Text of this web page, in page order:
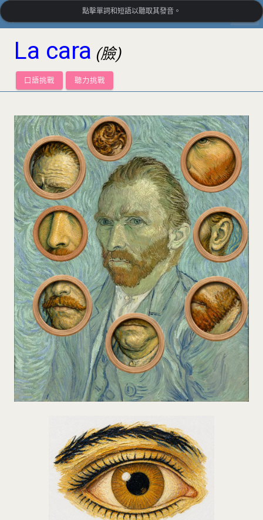
LanguageGuide.org•墨西哥西班牙語視覺詞彙
La cara (臉)
口語挑戰 聽力挑戰
點擊單詞和短語以聽取其發音。